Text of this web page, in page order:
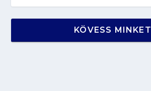
KÖVESS MINKET